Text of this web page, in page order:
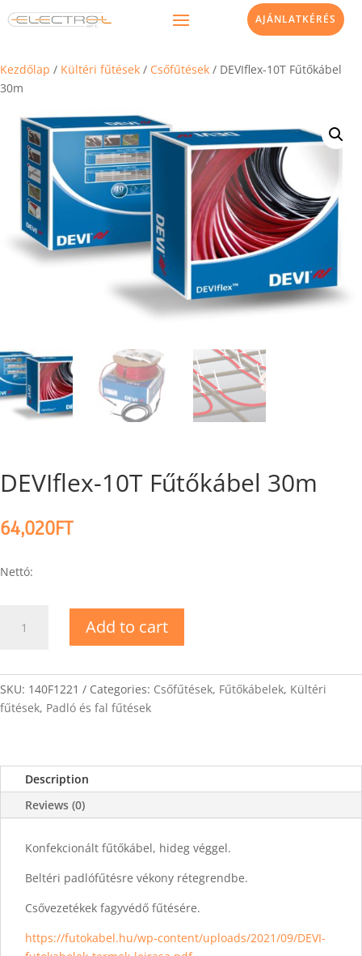
AJÁNLATKÉRÉS
Kezdőlap / Kültéri fűtések / Csőfűtések / DEVIflex-10T Fűtőkábel
30m
DEVIflex-10T Fűtőkábel 30m
64,020FT
Nettó:
quantity
Add to cart
SKU: 140F1221 Categories: Csőfűtések, Fűtőkábelek, Kültéri
fűtések, Padló és fal fűtések
Description
Reviews (0)
Konfekcionált fűtőkábel, hideg véggel.
Beltéri padlófűtésre vékony rétegrendbe.
Csővezetékek fagyvédő fűtésére.
https://futokabel.hu/wp-content/uploads/2021/09/DEVI-